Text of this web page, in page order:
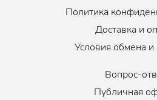
Политика
Доставка и
Условия обмена и
Вопрос-
Публичная